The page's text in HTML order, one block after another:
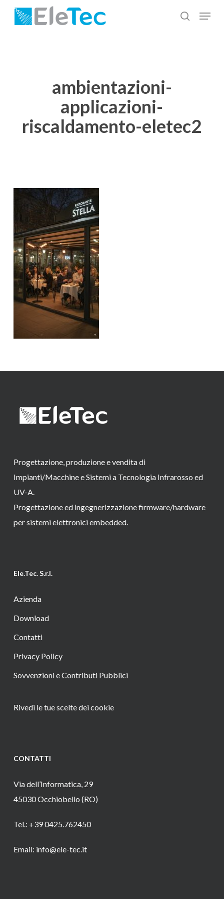
Salta
cerca
Menu
ambientazioni-
applicazioni-
riscaldamento-eletec2
Progettazione, produzione e vendita di
Impianti/Macchine e Sistemi a Tecnologia Infrarosso ed
UV-A.
Progettazione ed ingegnerizzazione firmware/hardware
per sistemi elettronici embedded.
Ele.Tec. S.r.l.
Azienda
Download
Contatti
Privacy Policy
Sovvenzioni e Contributi Pubblici
Rivedi le tue scelte dei cookie
CONTATTI
Via dell’Informatica, 29
45030 Occhiobello (RO)
Tel.: +39 0425.762450
Email: info@ele-tec.it